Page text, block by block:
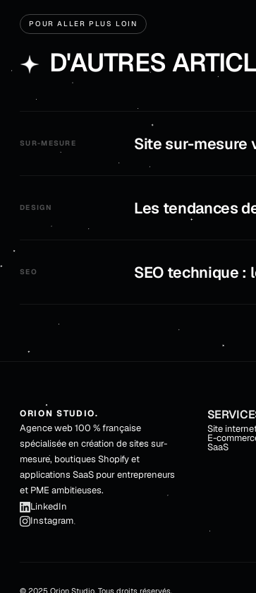
POUR ALLER PLUS LOIN
D'AUTRES
SUR-MESURE Site sur-mesure
DESIGN Les tendances
SEO SEO technique :
ORION STUDIO.
Agence web 100 % française
spécialisée en création de sites sur-
mesure, boutiques Shopify et
applications SaaS pour entrepreneurs
et PME ambitieuses.
LinkedIn
Instagram
Site
E-
SaaS
© 2025 Orion Studio. Tous droits réservés.